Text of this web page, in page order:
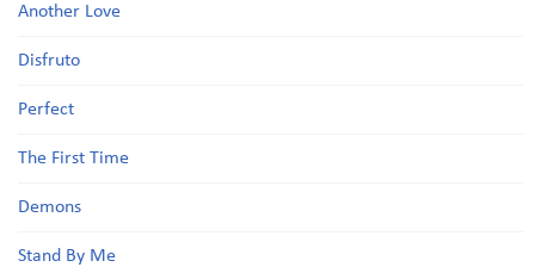
Another Love
Disfruto
Perfect
The First Time
Demons
Stand By Me